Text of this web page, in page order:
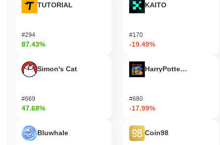
TUTORIAL
#294
87.43%
Simon's Cat
#669
47.68%
Bluwhale
KAITO
#170
-19.49%
#680
-17.99%
Coin98